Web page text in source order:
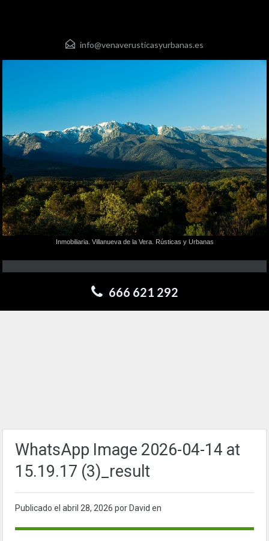
info@venaverusticasyurbanas.es
Inmobiliaria. Villanueva de la Vera. Rústicas y Urbanas
666 621 292
WhatsApp Image 2026-04-14 at
15.19.17 (3)_result
Publicado el abril 28, 2026 por David en